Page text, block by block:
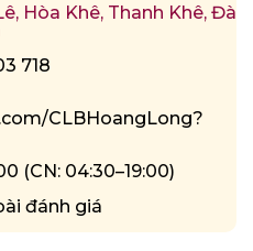
Hòa Khê, Thanh Khê, Đà
718
CLBHoangLong?
(CN: 04:30–19:00)
đánh giá